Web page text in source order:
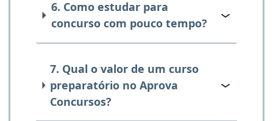
6. Como estudar para
concurso com pouco tempo?
7. Qual o valor de um curso
preparatório no Aprova
Concursos?